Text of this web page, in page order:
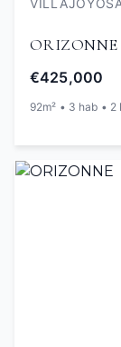
ORIZONNE
€425,000
92m² • 3 hab • 2